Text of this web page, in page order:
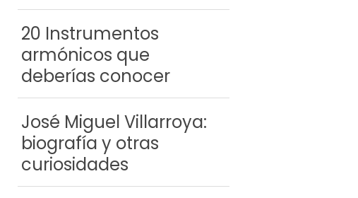
20 Instrumentos
armónicos que
deberías conocer
José Miguel Villarroya:
biografía y otras
curiosidades